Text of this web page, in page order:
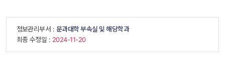
정보관리부서 : 문과대학 부속실 및 해당학과
최종 수정일 : 2024-11-20